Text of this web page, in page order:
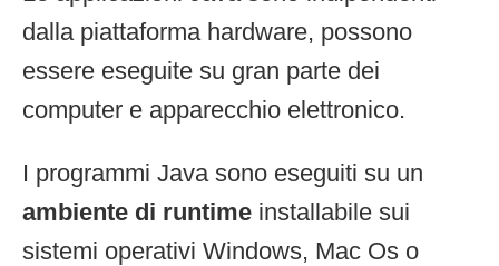
dalla piattaforma hardware, possono
essere eseguite su gran parte dei
computer e apparecchio elettronico.
I programmi Java sono eseguiti su un
ambiente di runtime installabile sui
sistemi operativi Windows, Mac Os o